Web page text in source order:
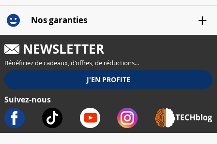
Nos garanties
NEWSLETTER
Bénéficiez de cadeaux, d'offres, de réductions...
Suivez-nous